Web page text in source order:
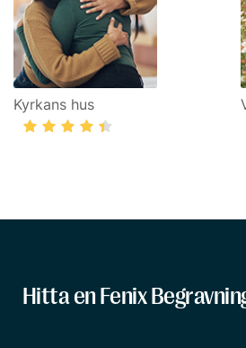
Kyrkans hus
Hitta en Fenix